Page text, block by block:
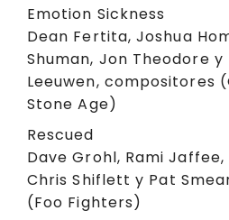
Emotion Sickness
Dean Fertita, Joshua
Shuman, Jon Theodore y
Leeuwen, compositores
Stone Age)
Rescued
Dave Grohl, Rami
Chris Shiflett y Pat
(Foo Fighters)